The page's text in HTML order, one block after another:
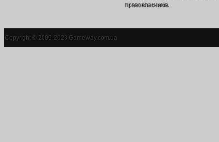
правовласників.
Copyright © 2009-2023 GameWay.com.ua